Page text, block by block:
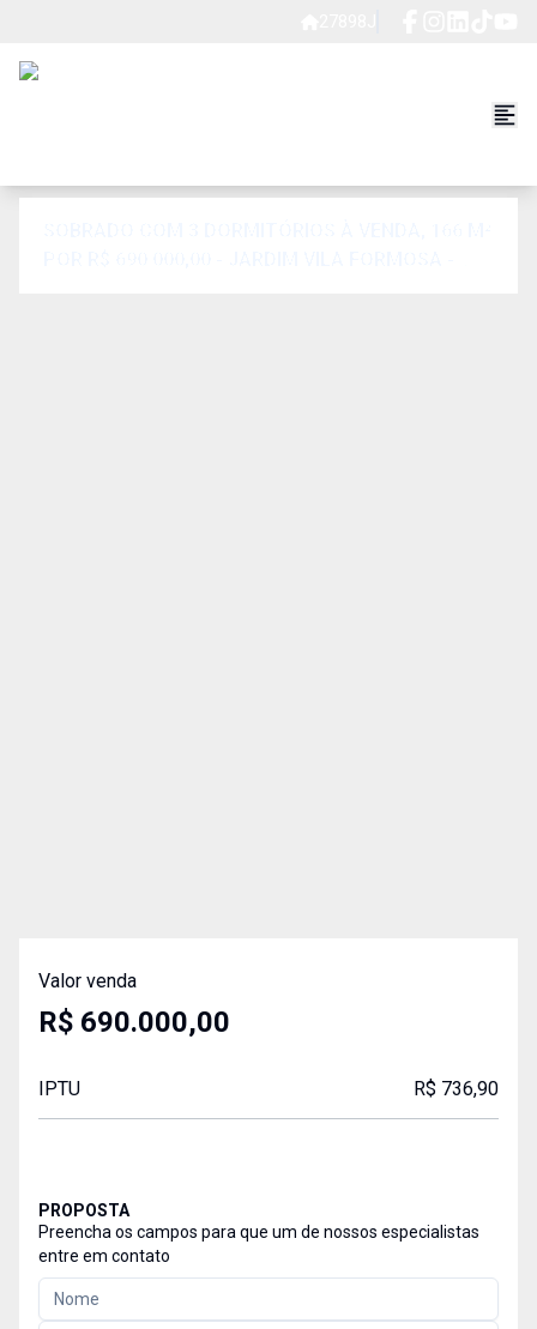
Valor venda
R$ 690.000,00
IPTU R$ 736,90
PROPOSTA
Preencha os campos para que um de nossos especialistas
entre em contato